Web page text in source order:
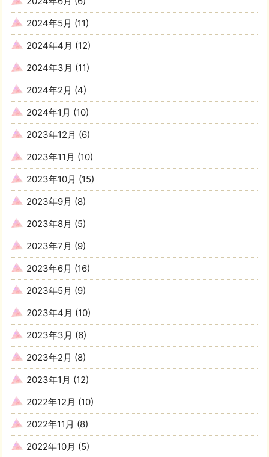
2024年5月 (11)
2024年4月 (12)
2024年3月 (11)
2024年2月 (4)
2024年1月 (10)
2023年12月 (6)
2023年11月 (10)
2023年10月 (15)
2023年9月 (8)
2023年8月 (5)
2023年7月 (9)
2023年6月 (16)
2023年5月 (9)
2023年4月 (10)
2023年3月 (6)
2023年2月 (8)
2023年1月 (12)
2022年12月 (10)
2022年11月 (8)
2022年10月 (5)